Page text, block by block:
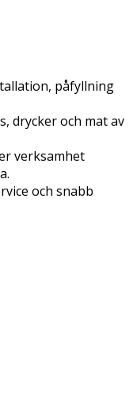
påfyllning
drycker och mat av
verksamhet
och snabb